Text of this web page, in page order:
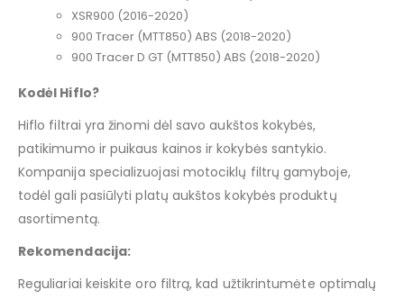
XSR900 (2016-2020)
900 Tracer (MTT850) ABS (2018-2020)
900 Tracer D GT (MTT850) ABS (2018-2020)
Kodėl Hiflo?
Hiflo filtrai yra žinomi dėl savo aukštos kokybės,
patikimumo ir puikaus kainos ir kokybės santykio.
Kompanija specializuojasi motociklų filtrų gamyboje,
todėl gali pasiūlyti platų aukštos kokybės produktų
asortimentą.
Rekomendacija:
Reguliariai keiskite oro filtrą, kad užtikrintumėte optimalų